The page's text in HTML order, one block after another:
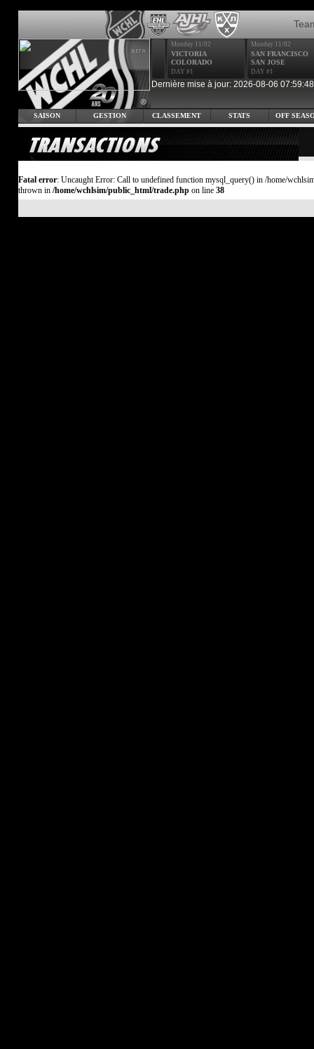
Monday 11/02
VICTORIA
COLORADO
DAY #1
Monday 11/02
SAN FRANCISCO
SAN JOSE
DAY #1
Dernière mise à jour: 2026-08-06 07:59:48
SAISON GESTION CLASSEMENT STATS OFF
Fatal error: Uncaught Error: Call to undefined function mysql_query() in /home/
thrown in /home/wchlsim/public_html/trade.php on line 38